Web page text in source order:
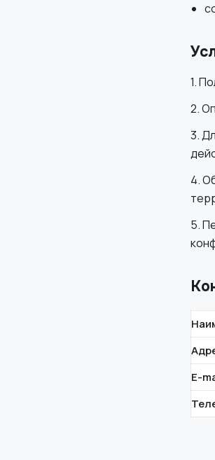
1.
2.
3.
4.
5.
E-